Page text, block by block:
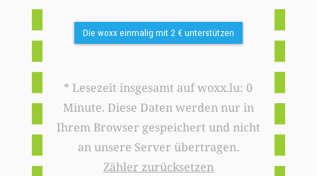
Die woxx einmalig mit 2 € unterstützen
* Lesezeit insgesamt auf woxx.lu: 0
Minute. Diese Daten werden nur in
Ihrem Browser gespeichert und nicht
an unsere Server übertragen.
Zähler zurücksetzen